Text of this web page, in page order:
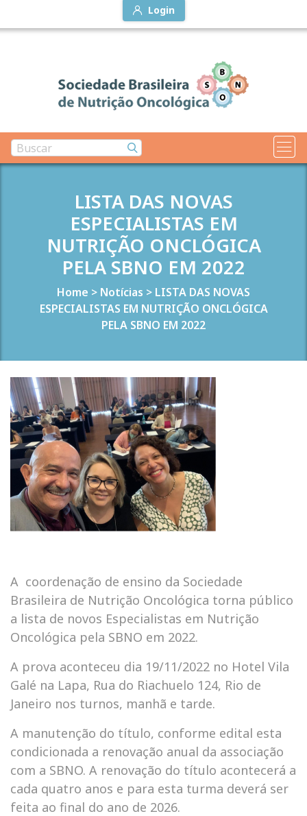
Login
LISTA DAS NOVAS
ESPECIALISTAS EM
NUTRIÇÃO ONCLÓGICA
PELA SBNO EM 2022
Home > Notícias > LISTA DAS NOVAS
ESPECIALISTAS EM NUTRIÇÃO ONCLÓGICA
PELA SBNO EM 2022
A coordenação de ensino da Sociedade
Brasileira de Nutrição Oncológica torna público
a lista de novos Especialistas em Nutrição
Oncológica pela SBNO em 2022.
A prova aconteceu dia 19/11/2022 no Hotel Vila
Galé na Lapa, Rua do Riachuelo 124, Rio de
Janeiro nos turnos, manhã e tarde.
A manutenção do título, conforme edital esta
condicionada a renovação anual da associação
com a SBNO. A renovação do título acontecerá a
cada quatro anos e para esta turma deverá ser
feita ao final do ano de 2026.